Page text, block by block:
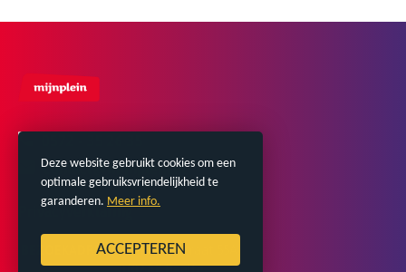
ACCEPTEREN
Deze website gebruikt cookies om een
optimale gebruiksvriendelijkheid te
garanderen. Meer info.
contact@mijnplein.nl
Privacyverklaring
BEZOEKADRES | Monumentstraat 55A,